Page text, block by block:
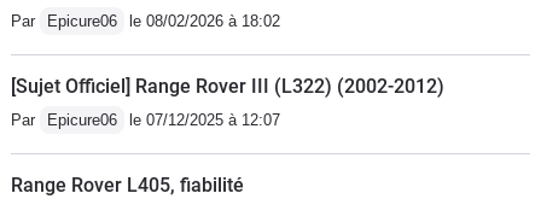
Par Epicure06 le 08/02/2026 à 18:02
[Sujet Officiel] Range Rover III (L322) (2002-2012)
Par Epicure06 le 07/12/2025 à 12:07
Range Rover L405, fiabilité